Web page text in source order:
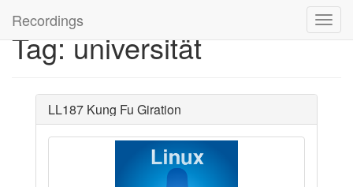
Recordings
Tag: universität
LL187 Kung Fu Giration